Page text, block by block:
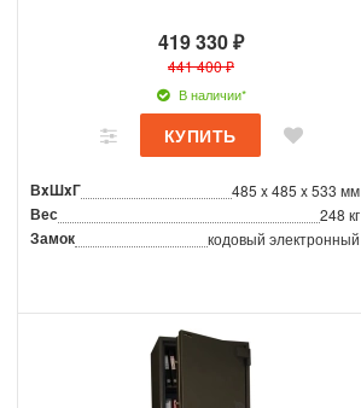
419 330 ₽
441 400 ₽
В наличии*
ВxШxГ 485 x 485 x 533 мм
Вес 248 кг
Замок кодовый электронный